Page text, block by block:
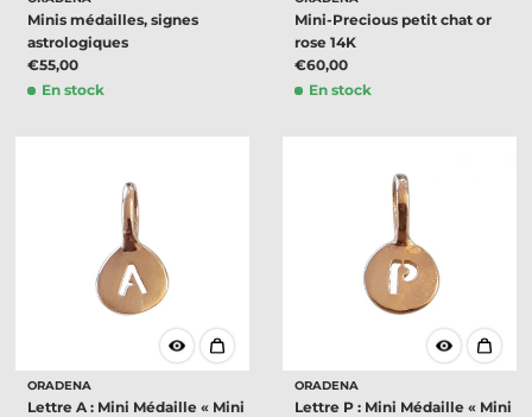
Minis médailles, signes
astrologiques
€55,00
En stock
Mini-Precious petit chat or
rose 14K
€60,00
En stock
ORADENA
Lettre A : Mini Médaille « Mini
ORADENA
Lettre P : Mini Médaille « Mini